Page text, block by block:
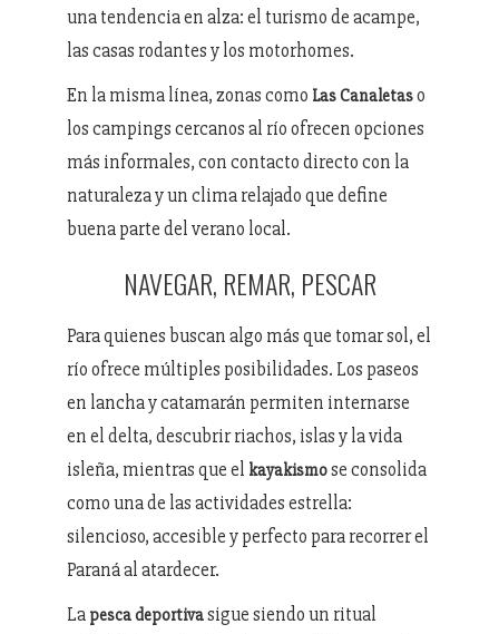
una tendencia en alza: el turismo de acampe,
las casas rodantes y los motorhomes.
En la misma línea, zonas como Las Canaletaso
los campings cercanos al río ofrecen opciones
más informales, con contacto directo con la
naturaleza y un clima relajado que define
buena parte del verano local.
NAVEGAR, REMAR, PESCAR
Para quienes buscan algo más que tomar sol, el
río ofrece múltiples posibilidades. Los paseos
en lancha y catamarán permiten internarse
en el delta, descubrir riachos, islas y la vida
isleña, mientras que el kayakismose consolida
como una de las actividades estrella:
silencioso, accesible y perfecto para recorrer el
Paraná al atardecer.
La pesca deportivasigue siendo un ritual